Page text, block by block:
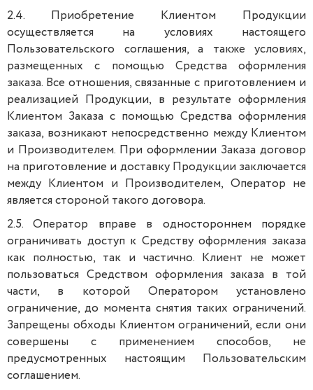
2.4. Приобретение Клиентом Продукции
осуществляется на условиях настоящего
Пользовательского соглашения, а также условиях,
размещенных с помощью Средства оформления
заказа. Все отношения, связанные с приготовлением и
реализацией Продукции, в результате оформления
Клиентом Заказа с помощью Средства оформления
заказа, возникают непосредственно между Клиентом
и Производителем. При оформлении Заказа договор
на приготовление и доставку Продукции заключается
между Клиентом и Производителем, Оператор не
является стороной такого договора.
2.5. Оператор вправе в одностороннем порядке
ограничивать доступ к Средству оформления заказа
как полностью, так и частично. Клиент не может
пользоваться Средством оформления заказа в той
части, в которой Оператором установлено
ограничение, до момента снятия таких ограничений.
Запрещены обходы Клиентом ограничений, если они
совершены с применением способов, не
предусмотренных настоящим Пользовательским
соглашением.